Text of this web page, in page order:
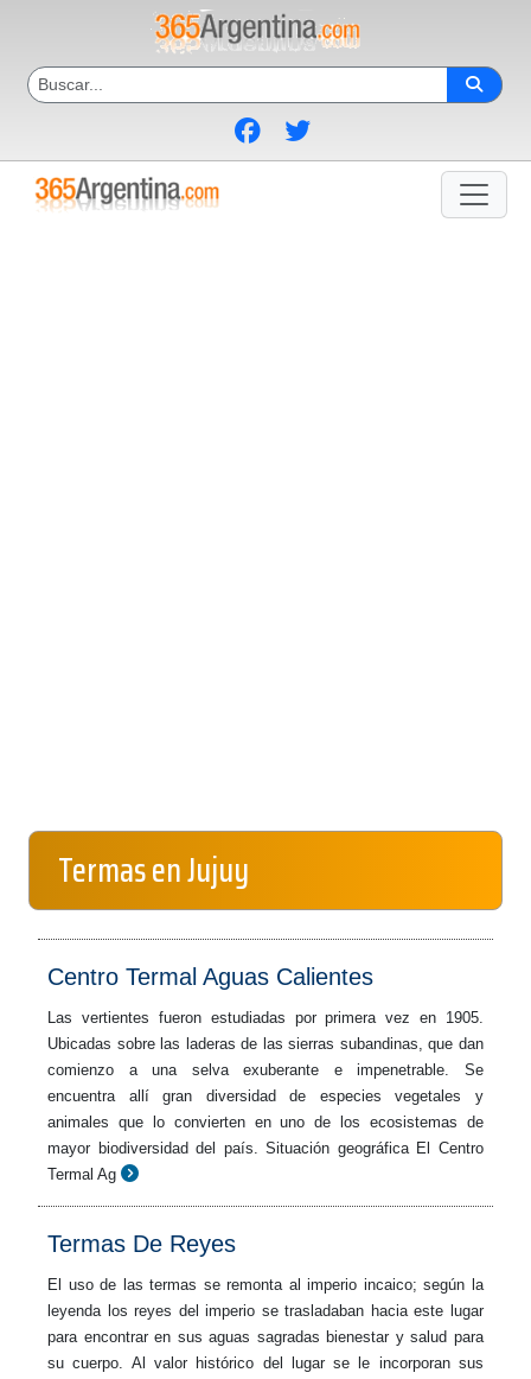
Termas en Jujuy
Centro Termal Aguas Calientes
Las vertientes fueron estudiadas por primera vez en 1905.
Ubicadas sobre las laderas de las sierras subandinas, que dan
comienzo a una selva exuberante e impenetrable. Se
encuentra allí gran diversidad de especies vegetales y
animales que lo convierten en uno de los ecosistemas de
mayor biodiversidad del país. Situación geográfica El Centro
Termal Ag
Termas De Reyes
El uso de las termas se remonta al imperio incaico; según la
leyenda los reyes del imperio se trasladaban hacia este lugar
para encontrar en sus aguas sagradas bienestar y salud para
su cuerpo. Al valor histórico del lugar se le incorporan sus